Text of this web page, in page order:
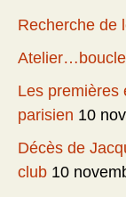
Recherche de
Les premières
parisien 10
Décès de
club 10